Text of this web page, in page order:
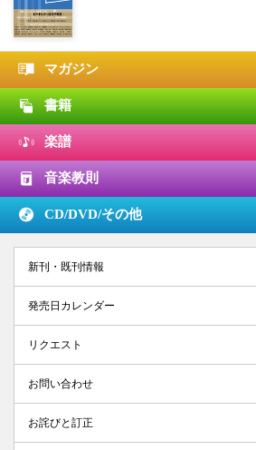
マガジン
書籍
楽譜
音楽教則
CD/DVD/その他
新刊・既刊情報
発売日カレンダー
リクエスト
お問い合わせ
お詫びと訂正